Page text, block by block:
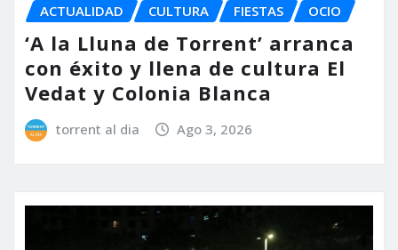
ACTUALIDAD CULTURA FIESTAS OCIO
‘A la Lluna de Torrent’ arranca
con éxito y llena de cultura El
Vedat y Colonia Blanca
torrent al dia Ago 3, 2026